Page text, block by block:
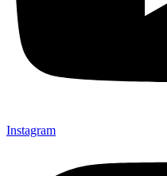
Instagram